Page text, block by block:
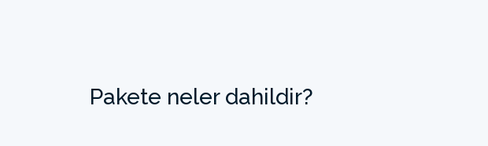
Pakete neler dahildir?